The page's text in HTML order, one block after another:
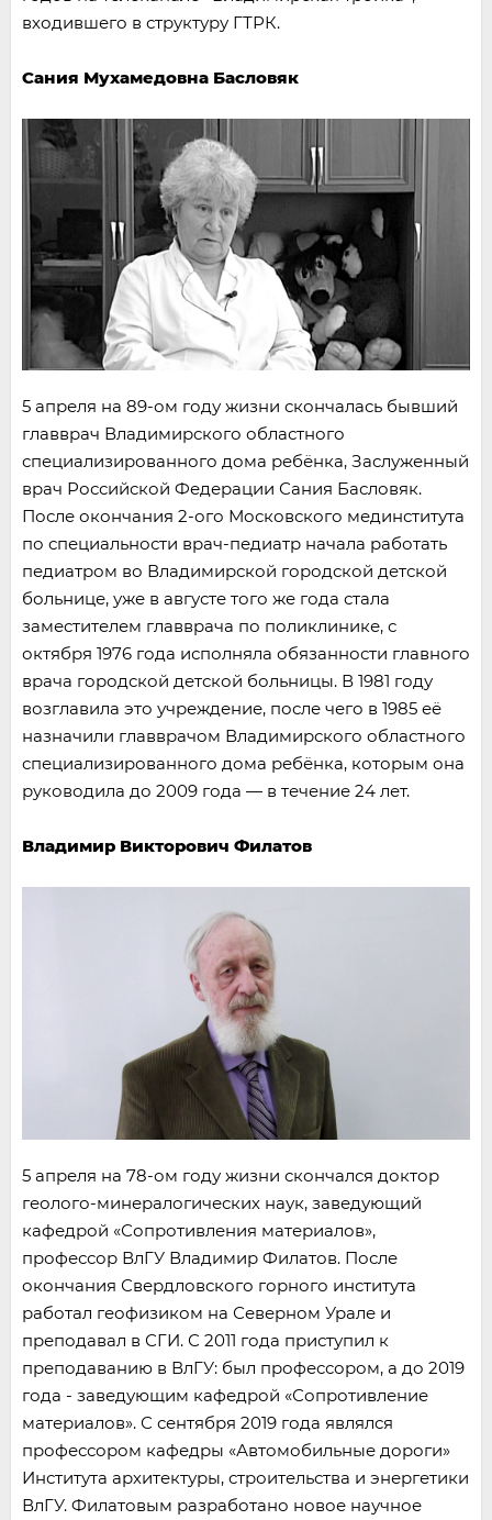
входившего в структуру ГТРК.
Сания Мухамедовна Басловяк
5 апреля на 89-ом году жизни скончалась бывший
главврач Владимирского областного
специализированного дома ребёнка, Заслуженный
врач Российской Федерации Сания Басловяк.
После окончания 2-ого Московского мединститута
по специальности врач-педиатр начала работать
педиатром во Владимирской городской детской
больнице, уже в августе того же года стала
заместителем главврача по поликлинике, с
октября 1976 года исполняла обязанности главного
врача городской детской больницы. В 1981 году
возглавила это учреждение, после чего в 1985 её
назначили главврачом Владимирского областного
специализированного дома ребёнка, которым она
руководила до 2009 года — в течение 24 лет.
Владимир Викторович Филатов
5 апреля на 78-ом году жизни скончался доктор
геолого-минералогических наук, заведующий
кафедрой «Сопротивления материалов»,
профессор ВлГУ Владимир Филатов. После
окончания Свердловского горного института
работал геофизиком на Северном Урале и
преподавал в СГИ. С 2011 года приступил к
преподаванию в ВлГУ: был профессором, а до 2019
года - заведующим кафедрой «Сопротивление
материалов». С сентября 2019 года являлся
профессором кафедры «Автомобильные дороги»
Института архитектуры, строительства и энергетики
ВлГУ. Филатовым разработано новое научное